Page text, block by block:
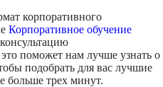
корпоративного
Корпоративное обучение
поможет нам лучше узнать о
подобрать для вас лучшие
больше трех минут.